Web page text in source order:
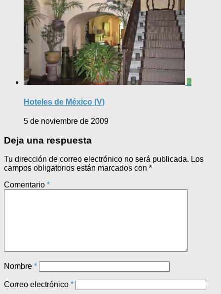
2
Hoteles de México (V)
5 de noviembre de 2009
Deja una respuesta
Tu dirección de correo electrónico no será publicada. Los
campos obligatorios están marcados con *
Comentario *
Nombre *
Correo electrónico *